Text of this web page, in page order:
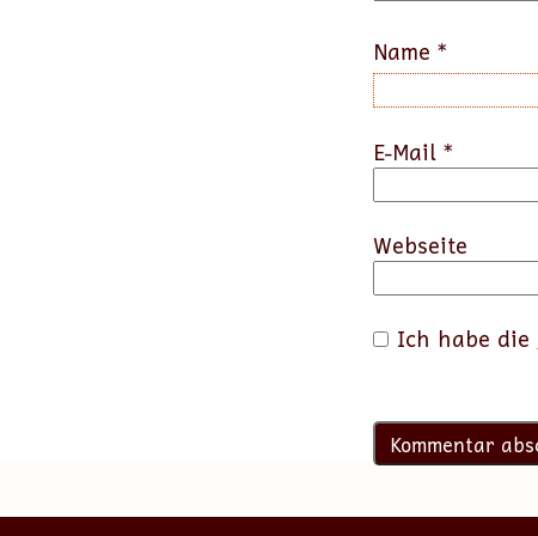
Name *
E-Mail *
Webseite
Ich habe die